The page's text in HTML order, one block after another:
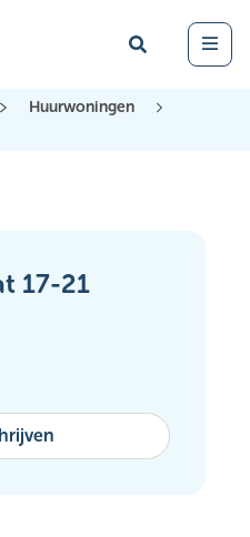
Zoek Open
Huurwoningen
17-21